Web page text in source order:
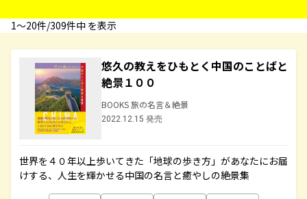
1〜20件/309件中 を表示
悠久の教えをひもとく中国のことばと
絶景１００
BOOKS 旅の名言＆絶景
2022.12.15 発売
世界を４０年以上歩いてきた「地球の歩き方」があなたにお届
けする、人生を輝かせる中国の名言と癒やしの絶景集